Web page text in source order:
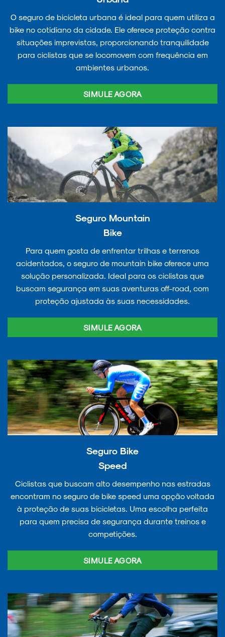
O seguro de bicicleta urbana é ideal para quem utiliza a
bike no cotidiano da cidade. Ele oferece proteção contra
situações imprevistas, proporcionando tranquilidade
para ciclistas que se locomovem com frequência em
ambientes urbanos.
SIMULE AGORA
Seguro Mountain
Bike
Para quem gosta de enfrentar trilhas e terrenos
acidentados, o seguro de mountain bike oferece uma
solução personalizada. Ideal para os ciclistas que
buscam segurança em suas aventuras off-road, com
proteção ajustada às suas necessidades.
SIMULE AGORA
Seguro Bike
Speed
Ciclistas que buscam alto desempenho nas estradas
encontram no seguro de bike speed uma opção voltada
à proteção de suas bicicletas. Uma escolha perfeita
para quem precisa de segurança durante treinos e
competições.
SIMULE AGORA